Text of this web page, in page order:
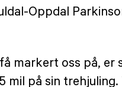
Oppdal
markert oss på,
mil på sin